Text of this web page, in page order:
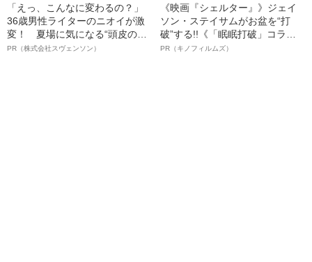
「えっ、こんなに変わるの？」
36歳男性ライターのニオイが激
変！ 夏場に気になる“頭皮のニ
オイ”や“ベタつき”を解消す
PR（株式会社スヴェンソン）
《映画『シェルター』》ジェイ
ソン・ステイサムがお盆を“打
破”する!!《「眠眠打破」コラ
ボ》
PR（キノフィルムズ）